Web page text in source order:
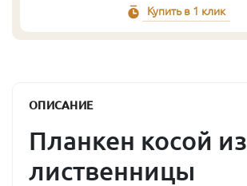
Купить в 1 клик
ОПИСАНИЕ
Планкен косой из
лиственницы